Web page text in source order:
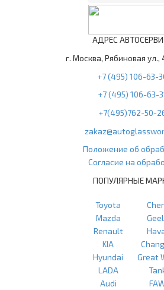
АДРЕС
г. Москва, Рябиновая ул.,
+7 (495) 106-63-
+7 (495) 106-63-
+7(495)762-50-
Положение об
Согласие на
ПОПУЛЯРНЫЕ
Toyota
Mazda
Renault
KIA
Hyundai
LADA
Audi
Great